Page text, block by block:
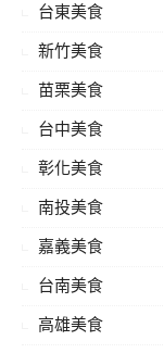
台東美食
新竹美食
苗栗美食
台中美食
彰化美食
南投美食
嘉義美食
台南美食
高雄美食